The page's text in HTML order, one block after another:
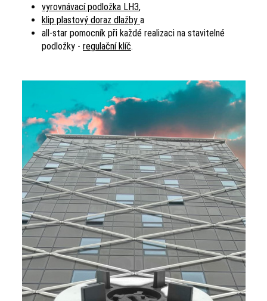
vyrovnávací podložka LH3,
klip plastový doraz dlažby a
all-star pomocník při každé realizaci na stavitelné
podložky - regulační klíč.